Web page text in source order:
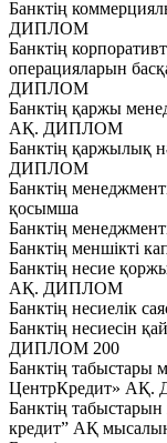
Банктің
ДИПЛОМ
Банктің
операцияларын
ДИПЛОМ
Банктің қаржы
АҚ. ДИПЛОМ
Банктің қаржылық
ДИПЛОМ
Банктің
қосымша
Банктің
Банктің меншікті
Банктің несие
АҚ. ДИПЛОМ
Банктің несиелік
Банктің несиесін
ДИПЛОМ 200
Банктің табыстары
ЦентрКредит»
Банктің
кредит” АҚ